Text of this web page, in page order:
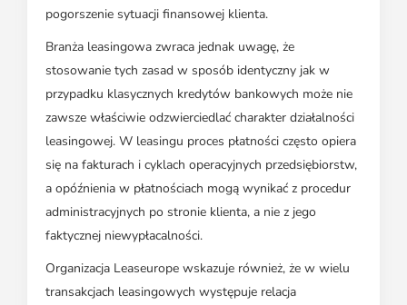
pogorszenie sytuacji finansowej klienta.
Branża leasingowa zwraca jednak uwagę, że
stosowanie tych zasad w sposób identyczny jak w
przypadku klasycznych kredytów bankowych może nie
zawsze właściwie odzwierciedlać charakter działalności
leasingowej. W leasingu proces płatności często opiera
się na fakturach i cyklach operacyjnych przedsiębiorstw,
a opóźnienia w płatnościach mogą wynikać z procedur
administracyjnych po stronie klienta, a nie z jego
faktycznej niewypłacalności.
Organizacja Leaseurope wskazuje również, że w wielu
transakcjach leasingowych występuje relacja